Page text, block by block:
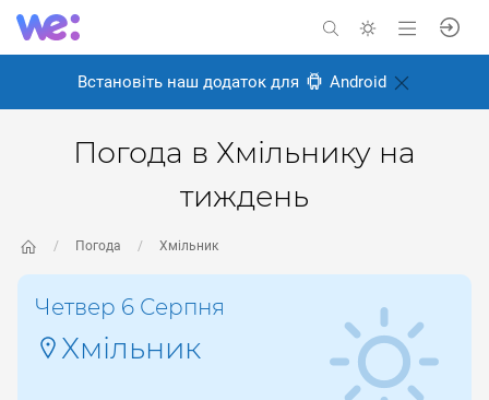
Встановіть наш додаток для Android
Погода в Хмільнику на
тиждень
Погода Хмільник
Четвер 6 Серпня
Хмільник